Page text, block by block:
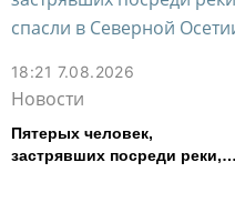
18:21 7.08.2026
Новости
Пятерых человек,
застрявших посреди реки,